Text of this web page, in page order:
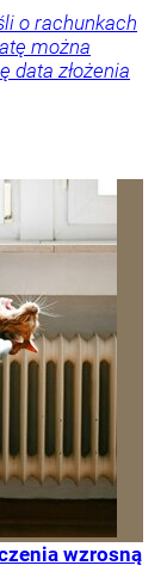
o rachunkach
można
data złożenia
wzrosną